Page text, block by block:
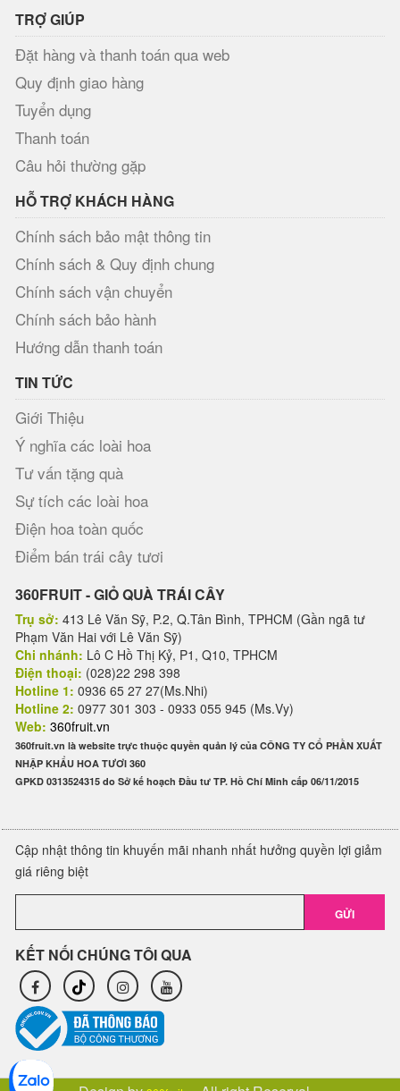
TRỢ GIÚP
Đặt hàng và thanh toán qua web
Quy định giao hàng
Tuyển dụng
Thanh toán
Câu hỏi thường gặp
HỖ TRỢ KHÁCH HÀNG
Chính sách bảo mật thông tin
Chính sách & Quy định chung
Chính sách vận chuyển
Chính sách bảo hành
Hướng dẫn thanh toán
TIN TỨC
Giới Thiệu
Ý nghĩa các loài hoa
Tư vấn tặng quà
Sự tích các loài hoa
Điện hoa toàn quốc
Điểm bán trái cây tươi
360FRUIT - GIỎ QUÀ TRÁI CÂY
Trụ sở: 413 Lê Văn Sỹ, P.2, Q.Tân Bình, TPHCM (Gần ngã tư
Phạm Văn Hai với Lê Văn Sỹ)
Chi nhánh: Lô C Hồ Thị Kỷ, P1, Q10, TPHCM
Điện thoại: (028)22 298 398
Hotline 1: 0936 65 27 27(Ms.Nhi)
Hotline 2: 0977 301 303 - 0933 055 945 (Ms.Vy)
Web: 360fruit.vn
360fruit.vn là website trực thuộc quyền quản lý của CÔNG TY CỔ PHẦN XUẤT
NHẬP KHẨU HOA TƯƠI 360
GPKD 0313524315 do Sở kế hoạch Đầu tư TP. Hồ Chí Minh cấp 06/11/2015
Cập nhật thông tin khuyến mãi nhanh nhất hưởng quyền lợi giảm
giá riêng biệt
GỬI
KẾT NỐI CHÚNG TÔI QUA